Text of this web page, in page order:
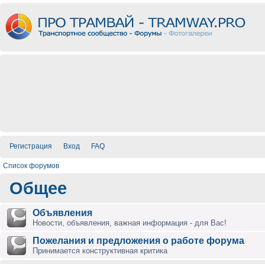
Регистрация Вход FAQ
Список форумов
Общее
Объявления
Новости, объявления, важная информация - для Вас!
Пожелания и предложения о работе форума
Принимается конструктивная критика